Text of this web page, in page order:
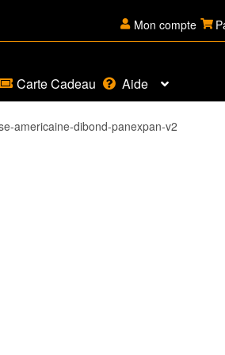
Mon compte
Carte Cadeau Aide
americaine-dibond-panexpan-v2